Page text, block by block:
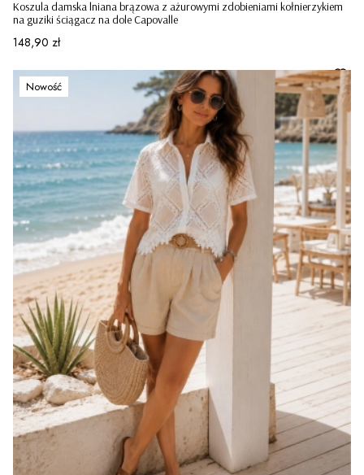
Koszula damska lniana brązowa z ażurowymi zdobieniami kołnierzykiem
na guziki ściągacz na dole Capovalle
Cena
148,90 zł
Nowość